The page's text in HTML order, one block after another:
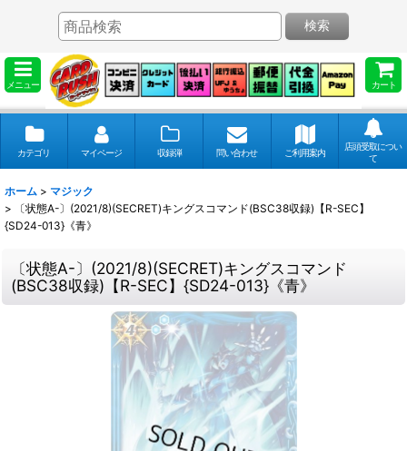
メニュー カート
検索
カテゴリ マイページ 収録弾 問い合わせ ご利用案内
店頭受取につい
て
ホーム > マジック
>
〔状態A-〕(2021/8)(SECRET)キングスコマンド(BSC38収録)【R-SEC】
{SD24-013}《青》
〔状態A-〕(2021/8)(SECRET)キングスコマンド
(BSC38収録)【R-SEC】{SD24-013}《青》